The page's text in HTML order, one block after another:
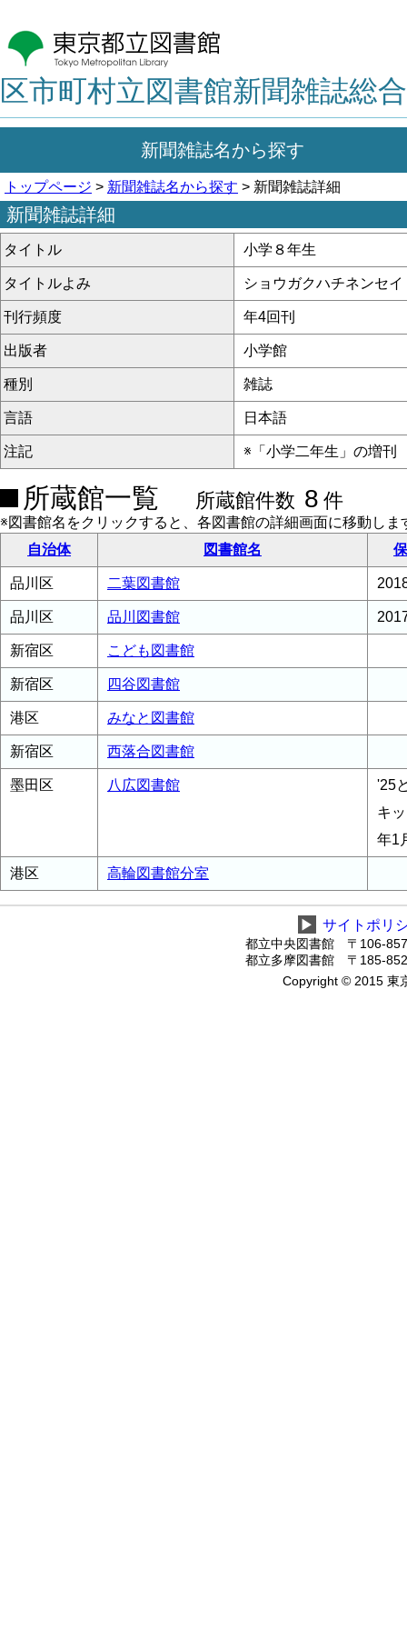
区市町村立図書館新聞雑誌総
新聞雑誌名から探す
トップページ > 新聞雑誌名から探す > 新聞雑誌詳細
新聞雑誌詳細
タイトル 小学８年生
タイトルよみ ショウガクハチネンセイ
刊行頻度 年4回刊
出版者 小学館
種別 雑誌
言語 日本語
注記 ※「小学二年生」の増刊
所蔵館一覧 所蔵館件数 8 件
※図書館名をクリックすると、各図書館の詳細画面に移動しま
自治体
図書館名
品川区 二葉図書館
品川区 品川図書館
新宿区 こども図書館
新宿区 四谷図書館
港区 みなと図書館
新宿区 西落合図書館
墨田区 八広図書館
'25
キ
年1
港区 高輪図書館分室
▶ サイトポリ
都立中央図書館 〒106-
都立多摩図書館 〒185-
Copyright © 2015 東